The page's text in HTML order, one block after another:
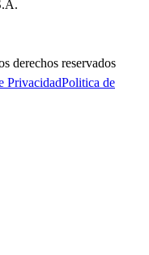
derechos reservados
PrivacidadPolitica de